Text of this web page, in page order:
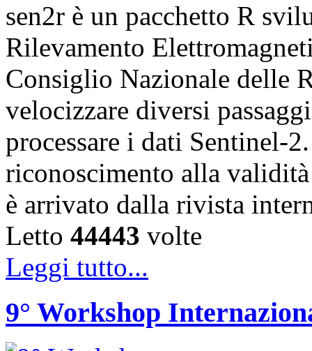
sen2r è un pacchetto R
Rilevamento
Consiglio Nazionale delle
velocizzare diversi
processare i dati Sentinel-
riconoscimento alla
è arrivato dalla rivista
Letto 44443 volte
Leggi tutto...
9° Workshop